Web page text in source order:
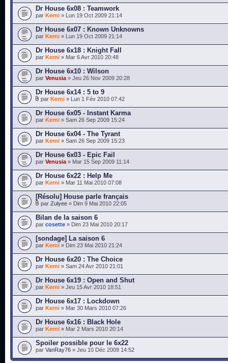
Dr House 6x08 : Teamwork
par Kerni » Lun 19 Oct 2009 21:14
Dr House 6x07 : Known Unknowns
par Kerni » Lun 19 Oct 2009 21:14
Dr House 6x18 : Knight Fall
par Kerni » Mar 6 Avr 2010 20:48
Dr House 6x10 : Wilson
par Venusia » Jeu 26 Nov 2009 20:28
Dr House 6x14 : 5 to 9
par Kerni » Lun 1 Fév 2010 07:42
Dr House 6x05 - Instant Karma
par Kerni » Sam 26 Sep 2009 15:24
Dr House 6x04 - The Tyrant
par Kerni » Sam 26 Sep 2009 15:23
Dr House 6x03 - Epic Fail
par Venusia » Mar 15 Sep 2009 11:14
Dr House 6x22 : Help Me
par Kerni » Mar 11 Mai 2010 07:08
[Résolu] House parle français
par Zulyee » Dim 9 Mai 2010 22:05
Bilan de la saison 6
par cosette » Dim 23 Mai 2010 20:17
[sondage] La saison 6
par Kerni » Dim 23 Mai 2010 21:24
Dr House 6x20 : The Choice
par Kerni » Sam 24 Avr 2010 21:01
Dr House 6x19 : Open and Shut
par Kerni » Jeu 15 Avr 2010 18:51
Dr House 6x17 : Lockdown
par Kerni » Mar 30 Mars 2010 07:26
Dr House 6x16 : Black Hole
par Kerni » Mar 2 Mars 2010 20:14
Spoiler possible pour le 6x22
par VanRay76 » Jeu 10 Déc 2009 14:52